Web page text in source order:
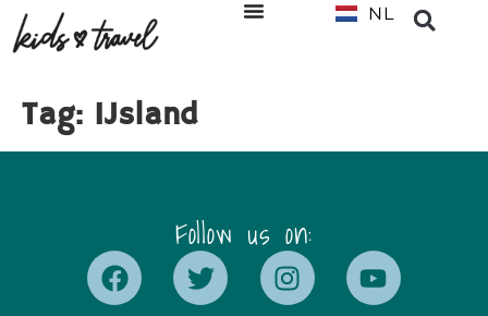
NL
EN
Tag: IJsland
Follow us on: